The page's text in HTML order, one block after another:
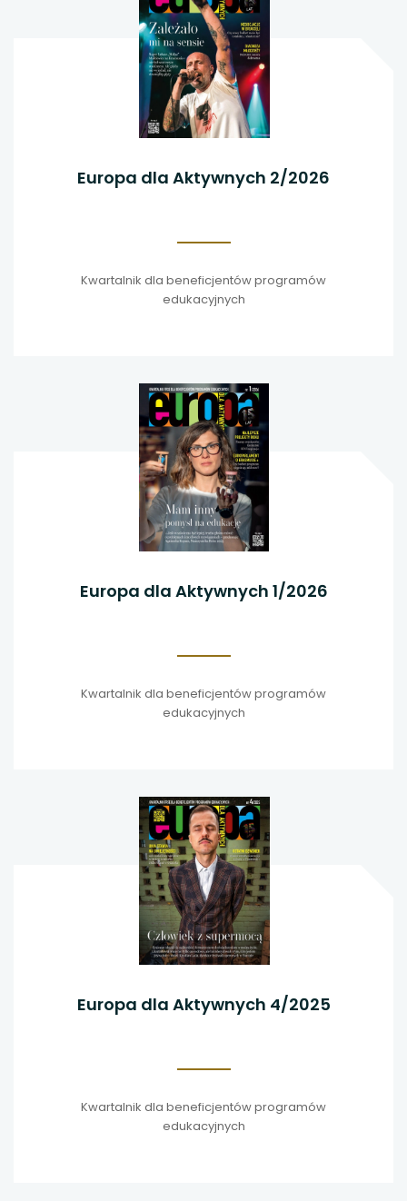
Europa dla Aktywnych 2/2026
Kwartalnik dla beneficjentów programów
edukacyjnych
Europa dla Aktywnych 1/2026
Kwartalnik dla beneficjentów programów
edukacyjnych
Europa dla Aktywnych 4/2025
Kwartalnik dla beneficjentów programów
edukacyjnych